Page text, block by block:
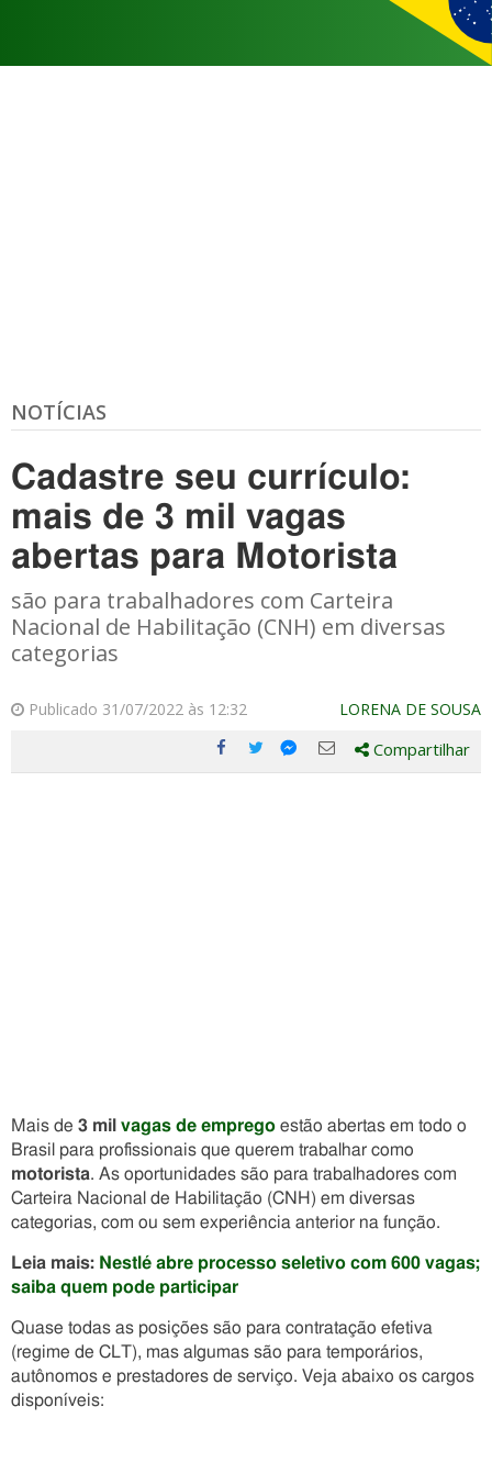
NOTÍCIAS
Cadastre seu currículo:
mais de 3 mil vagas
abertas para Motorista
são para trabalhadores com Carteira
Nacional de Habilitação (CNH) em diversas
categorias
Publicado 31/07/2022 às 12:32 LORENA DE SOUSA
Compartilhe
Compartilhe
Compartilhe
Compartilhe
Compartilhar
Mais de 3 mil vagas de emprego estão abertas em todo o
Brasil para profissionais que querem trabalhar como
motorista. As oportunidades são para trabalhadores com
Carteira Nacional de Habilitação (CNH) em diversas
categorias, com ou sem experiência anterior na função.
Leia mais: Nestlé abre processo seletivo com 600 vagas;
saiba quem pode participar
Quase todas as posições são para contratação efetiva
(regime de CLT), mas algumas são para temporários,
autônomos e prestadores de serviço. Veja abaixo os cargos
disponíveis: